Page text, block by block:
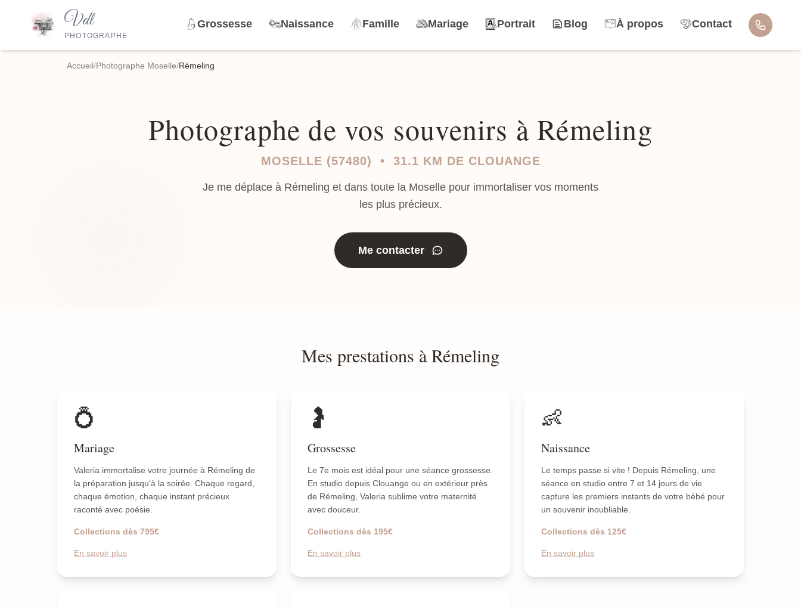
Vdl
PHOTOGRAPHE
Grossesse Naissance Famille Mariage Portrait Blog À propos Contact
Accueil/Photographe Moselle/Rémeling
Photographe de vos souvenirs à Rémeling
MOSELLE (57480) • 31.1 KM DE CLOUANGE
Je me déplace à Rémeling et dans toute la Moselle pour immortaliser vos moments
les plus précieux.
Me contacter
Mes prestations à Rémeling
💍
Mariage
Valeria immortalise votre journée à Rémeling de
la préparation jusqu'à la soirée. Chaque regard,
chaque émotion, chaque instant précieux
raconté avec poésie.
Collections dès 795€
En savoir plus
🤰
Grossesse
Le 7e mois est idéal pour une séance grossesse.
En studio depuis Clouange ou en extérieur près
de Rémeling, Valeria sublime votre maternité
avec douceur.
Collections dès 195€
En savoir plus
👶
Naissance
Le temps passe si vite ! Depuis Rémeling, une
séance en studio entre 7 et 14 jours de vie
capture les premiers instants de votre bébé pour
un souvenir inoubliable.
Collections dès 125€
En savoir plus